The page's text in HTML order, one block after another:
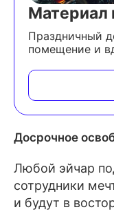
Материал
Праздничный
помещение и
Досрочное
Любой эйчар
сотрудники
и будут в